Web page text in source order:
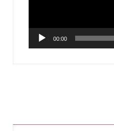
00:00